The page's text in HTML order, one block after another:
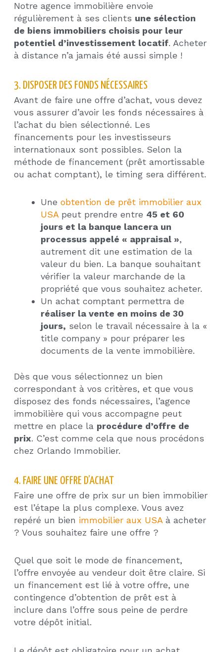
Notre agence immobilière envoie
régulièrement à ses clients une sélection
de biens immobiliers choisis pour leur
potentiel d’investissement locatif. Acheter
à distance n’a jamais été aussi simple !
3. DISPOSER DES FONDS NÉCESSAIRES
Avant de faire une offre d’achat, vous devez
vous assurer d’avoir les fonds nécessaires à
l’achat du bien sélectionné. Les
financements pour les investisseurs
internationaux sont possibles. Selon la
méthode de financement (prêt amortissable
ou achat comptant), le timing sera différent.
Une obtention de prêt immobilier aux
USA peut prendre entre 45 et 60
jours et la banque lancera un
processus appelé « appraisal »,
autrement dit une estimation de la
valeur du bien. La banque souhaitant
vérifier la valeur marchande de la
propriété que vous souhaitez acheter.
Un achat comptant permettra de
réaliser la vente en moins de 30
jours, selon le travail nécessaire à la «
title company » pour préparer les
documents de la vente immobilière.
Dès que vous sélectionnez un bien
correspondant à vos critères, et que vous
disposez des fonds nécessaires, l’agence
immobilière qui vous accompagne peut
mettre en place la procédure d’offre de
prix. C’est comme cela que nous procédons
chez Orlando Immobilier.
4. FAIRE UNE OFFRE D’ACHAT
Faire une offre de prix sur un bien immobilier
est l’étape la plus complexe. Vous avez
repéré un bien immobilier aux USA à acheter
? Vous souhaitez faire une offre ?
Quel que soit le mode de financement,
l’offre envoyée au vendeur doit être claire. Si
un financement est lié à votre offre, une
contingence d’obtention de prêt est à
inclure dans l’offre sous peine de perdre
votre dépôt initial.